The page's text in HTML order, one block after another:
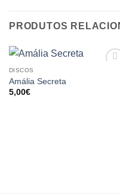
PRODUTOS
DISCOS
Amália Secreta
5,00€